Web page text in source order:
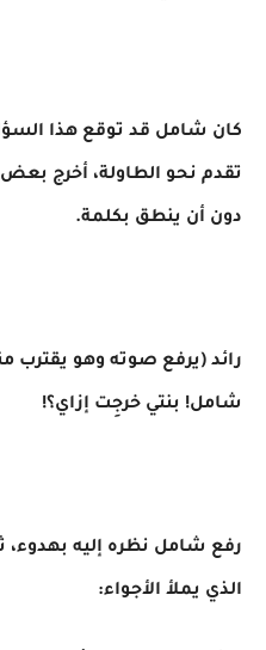
كان شامل قد توقع هذا
تقدم نحو الطاولة، أخرج
دون أن ينطق بكلمة.
رائد (يرفع صوته وهو يقترب
شامل! بنتي خرجِت إزاي؟!
رفع شامل نظره إليه بهدوء،
الذي يملأ الأجواء: